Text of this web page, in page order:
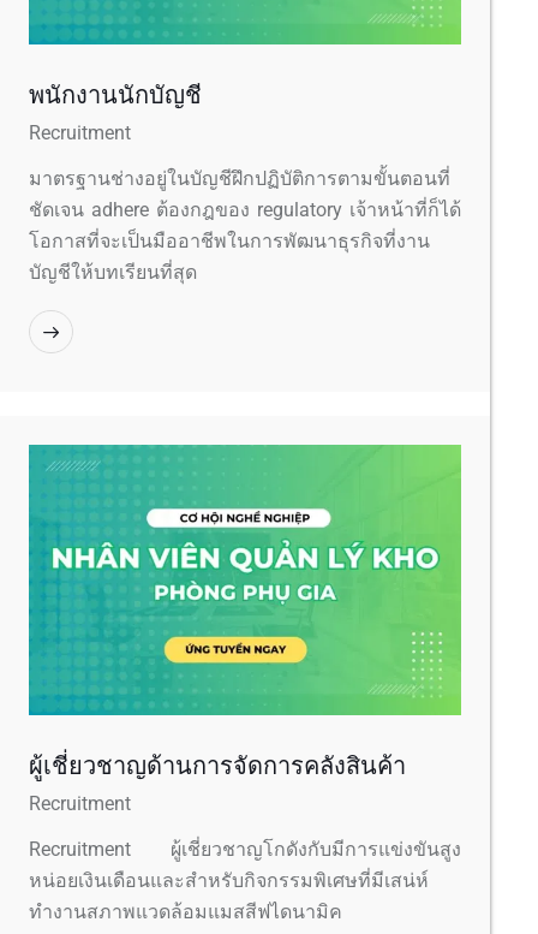
พนักงานนักบัญชี
Recruitment
มาตรฐานช่างอยู่ในบัญชีฝึกปฏิบัติการตามขั้นตอนที่
ชัดเจน adhere ต้องกฎของ regulatory เจ้าหน้าที่ก็ได้
โอกาสที่จะเป็นมืออาชีพในการพัฒนาธุรกิจที่งาน
บัญชีให้บทเรียนที่สุด
ผู้เชี่ยวชาญด้านการจัดการคลังสินค้า
Recruitment
Recruitment ผู้เชี่ยวชาญโกดังกับมีการแข่งขันสูง
หน่อยเงินเดือนและสำหรับกิจกรรมพิเศษที่มีเสน่ห์
ทำงานสภาพแวดล้อมแมสสีฟไดนามิค